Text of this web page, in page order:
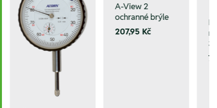
A-View 2
ochranné brýle
207,95 Kč